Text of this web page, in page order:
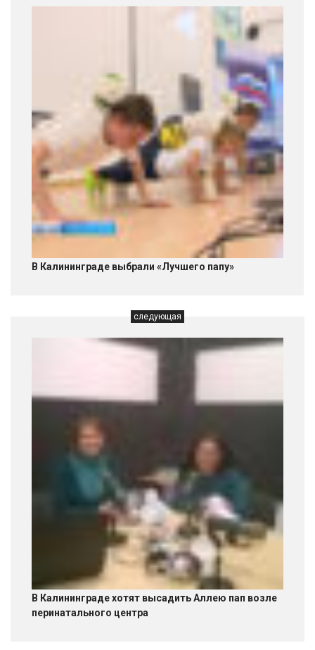
В Калининграде выбрали «Лучшего папу»
следующая
В Калининграде хотят высадить Аллею пап возле
перинатального центра